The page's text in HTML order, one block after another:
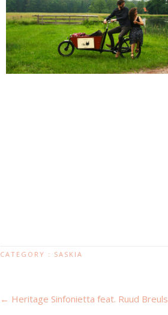
CATEGORY : SASKIA
← Heritage Sinfonietta feat. Ruud Breuls